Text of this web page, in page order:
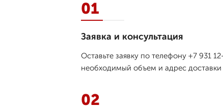
01
Заявка и консультация
Оставьте заявку по телефону +7 931
необходимый объем и адрес
02